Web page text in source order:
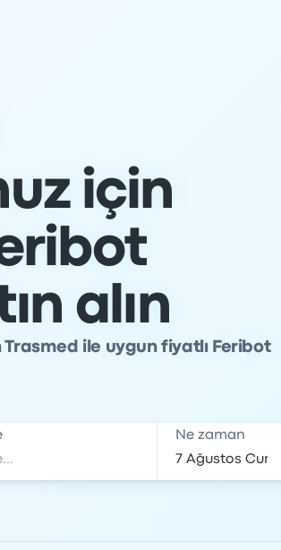
için
alın
ile uygun fiyatlı Feribot
Ne zaman